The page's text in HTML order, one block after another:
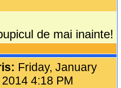
de mai inainte!
Friday, January
4:18 PM